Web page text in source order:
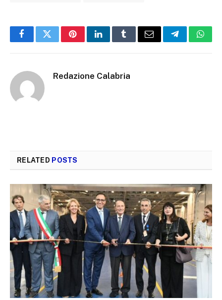
FacebookTwitterPinterestLinkedInTumblrEmail Telegram
Redazione Calabria
RELATED POSTS